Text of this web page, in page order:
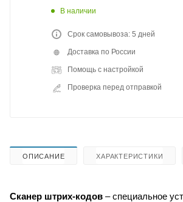
В наличии
Срок самовывоза: 5 дней
Доставка по России
Помощь с настройкой
Проверка перед отправкой
ОПИСАНИЕ ХАРАКТЕРИСТИКИ
Сканер штрих-кодов – специальное